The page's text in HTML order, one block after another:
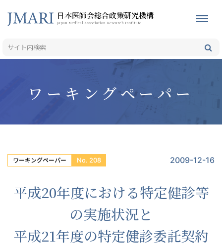
日本医師会総合政策研究機構
Japan Medical Association Research Institute
ワーキングペーパー
ワーキングペーパー No. 208 2009-12-16
平成20年度における特定健診等
の実施状況と
平成21年度の特定健診委託契約